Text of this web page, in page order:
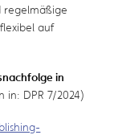
regelmäßige
auf
in
in: DPR 7/2024)